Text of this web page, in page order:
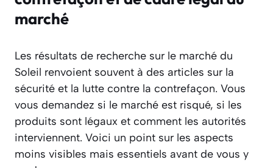
marché
Les résultats de recherche sur le marché du
Soleil renvoient souvent à des articles sur la
sécurité et la lutte contre la contrefaçon. Vous
vous demandez si le marché est risqué, si les
produits sont légaux et comment les autorités
interviennent. Voici un point sur les aspects
moins visibles mais essentiels avant de vous y